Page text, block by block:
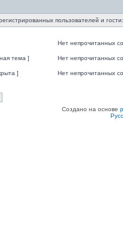
пользователей и
Нет непрочитанных
тема ] Нет непрочитанных
] Нет непрочитанных
Создано на основе